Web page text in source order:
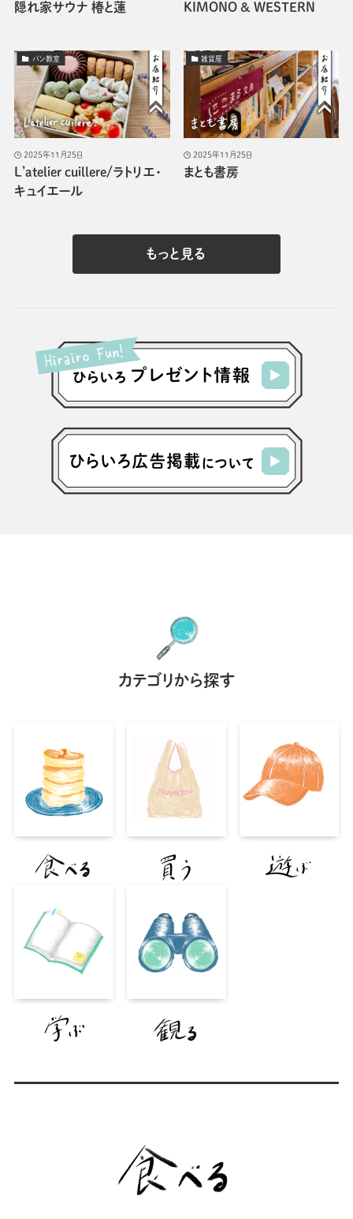
隠れ家サウナ 椿と蓮 KIMONO & WESTERN
パン教室
L’atelier cuillere/ラトリエ・
キュイエール
2025年11月25日
雑貨屋
まとも書房
2025年11月25日
もっと見る
カテゴリから探す